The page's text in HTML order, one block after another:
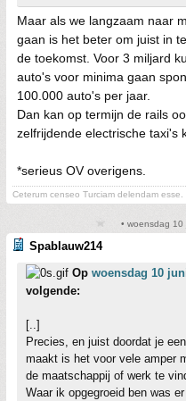
Maar als we langzaam naar
gaan is het beter om juist in
de toekomst. Voor 3 miljard
auto's voor minima gaan
100.000 auto's per jaar.
Dan kan op termijn de rails
zelfrijdende electrische taxi's
*serieus OV overigens.
Ceterum censeo Turciam delendam esse.
• woensdag
Spablauw214
Op woensdag 10
volgende:
[..]
Precies, en juist doordat je
maakt is het voor vele amper
de maatschappij of werk te
Waar ik opgegroeid ben was